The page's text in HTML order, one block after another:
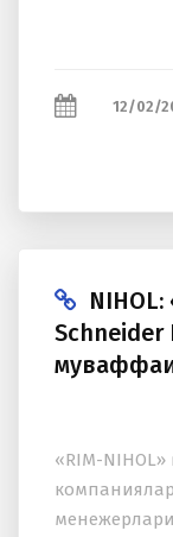
12/02/
Schneider
«RIM-NIHOL»